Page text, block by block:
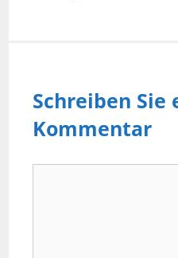
Schreiben Sie
Kommentar